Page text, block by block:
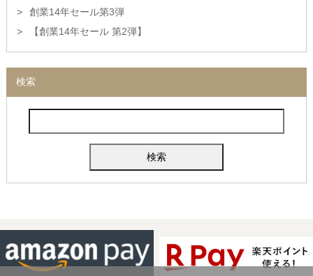
創業14年セール第3弾
【創業14年セール 第2弾】
検索